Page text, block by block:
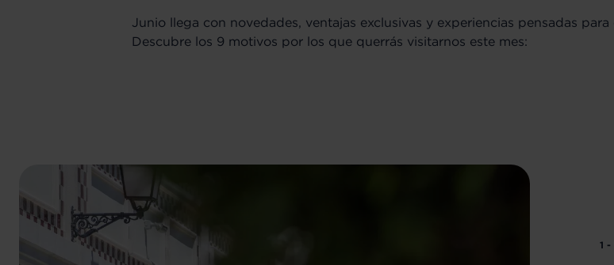
Junio llega con novedades, ventajas exclusivas y experiencias pensadas
Descubre los 9 motivos por los que querrás visitarnos este mes:
1 -